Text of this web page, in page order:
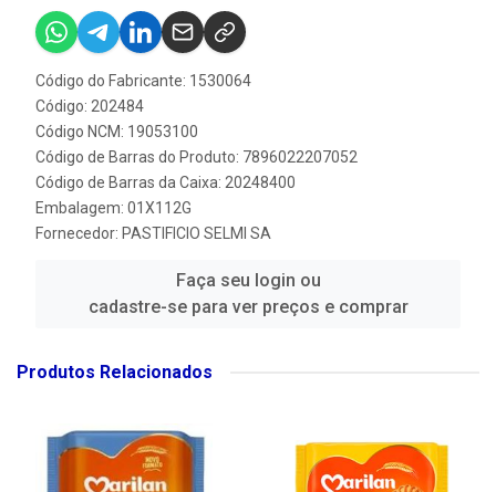
Código do Fabricante: 1530064
Código: 202484
Código NCM: 19053100
Código de Barras do Produto: 7896022207052
Código de Barras da Caixa: 20248400
Embalagem: 01X112G
Fornecedor: PASTIFICIO SELMI SA
Faça seu login ou
cadastre-se para ver preços e comprar
Produtos Relacionados